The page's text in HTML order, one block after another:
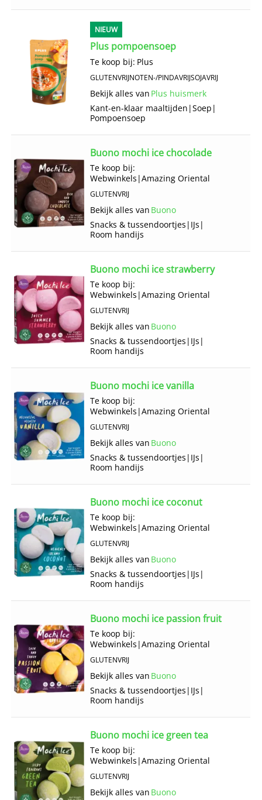
NIEUW
Plus pompoensoep
Te koop bij: Plus
GLUTENVRIJNOTEN-/PINDAVRIJSOJAVRIJ
Bekijk alles van Plus huismerk
Kant-en-klaar maaltijden |Soep |
Pompoensoep
Buono mochi ice chocolade
Te koop bij:
Webwinkels |Amazing Oriental
GLUTENVRIJ
Bekijk alles van Buono
Snacks & tussendoortjes | IJs |
Room handijs
Buono mochi ice strawberry
Te koop bij:
Webwinkels |Amazing Oriental
GLUTENVRIJ
Bekijk alles van Buono
Snacks & tussendoortjes | IJs |
Room handijs
Buono mochi ice vanilla
Te koop bij:
Webwinkels |Amazing Oriental
GLUTENVRIJ
Bekijk alles van Buono
Snacks & tussendoortjes | IJs |
Room handijs
Buono mochi ice coconut
Te koop bij:
Webwinkels |Amazing Oriental
GLUTENVRIJ
Bekijk alles van Buono
Snacks & tussendoortjes | IJs |
Room handijs
Buono mochi ice passion fruit
Te koop bij:
Webwinkels |Amazing Oriental
GLUTENVRIJ
Bekijk alles van Buono
Snacks & tussendoortjes | IJs |
Room handijs
Buono mochi ice green tea
Te koop bij:
Webwinkels |Amazing Oriental
GLUTENVRIJ
Bekijk alles van Buono